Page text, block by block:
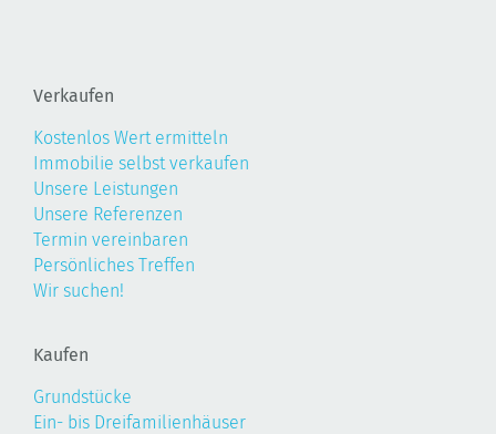
Verkaufen
Kostenlos Wert ermitteln
Immobilie selbst verkaufen
Unsere Leistungen
Unsere Referenzen
Termin vereinbaren
Persönliches Treffen
Wir suchen!
Kaufen
Grundstücke
Ein- bis Dreifamilienhäuser